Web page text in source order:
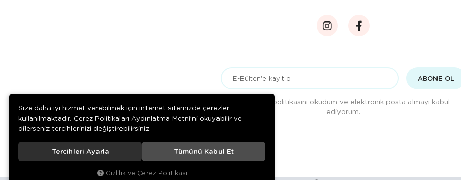
ABONE OL
Gizlilik politikasını okudum ve elektronik posta almayı kabul
ediyorum.
© 2020Rengarenk Pet Shop. Tüm hakları saklıdır.
Size daha iyi hizmet verebilmek için internet sitemizde çerezler
kullanılmaktadır. Çerez Politikaları Aydınlatma Metni’ni okuyabilir ve
dilerseniz tercihlerinizi değiştirebilirsiniz.
Tercihleri Ayarla Tümünü Kabul Et
Gizlilik ve Çerez Politikası